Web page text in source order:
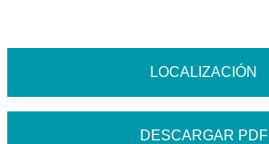
LOCALIZACIÓN
DESCARGAR PDF